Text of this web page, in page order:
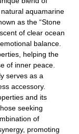
aquamarine
as the “Stone
of clear ocean
balance.
helping the
of inner peace.
serves as a
accessory.
and its
seeking
of
promoting